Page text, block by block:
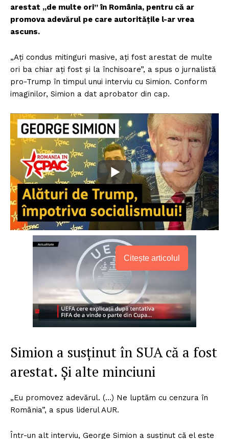
arestat „de multe ori” în România, pentru că ar
promova adevărul pe care autoritățile l-ar vrea
ascuns.
„Ați condus mitinguri masive, ați fost arestat de multe
ori ba chiar ați fost și la închisoare”, a spus o jurnalistă
pro-Trump în timpul unui interviu cu Simion. Conform
imaginilor, Simion a dat aprobator din cap.
Citește articolul
Simion a susținut în SUA că a fost
arestat. Și alte minciuni
„Eu promovez adevărul. (…) Ne luptăm cu cenzura în
România”, a spus liderul AUR.
Într-un alt interviu, George Simion a susținut că el este